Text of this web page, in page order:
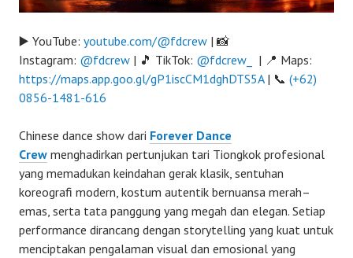
▶️ YouTube: youtube.com/@fdcrew | 📸
Instagram: @fdcrew | 🎵 TikTok: @fdcrew_
| 📍 Maps:
https://maps.app.goo.gl/gP1iscCM1dghDTS5A| 📞 (+62)
0856-1481-616
Chinese dance show dari Forever Dance
Crew menghadirkan pertunjukan tari Tiongkok profesional
yang memadukan keindahan gerak klasik, sentuhan
koreografi modern, kostum autentik bernuansa merah–
emas, serta tata panggung yang megah dan elegan. Setiap
performance dirancang dengan storytelling yang kuat untuk
menciptakan pengalaman visual dan emosional yang